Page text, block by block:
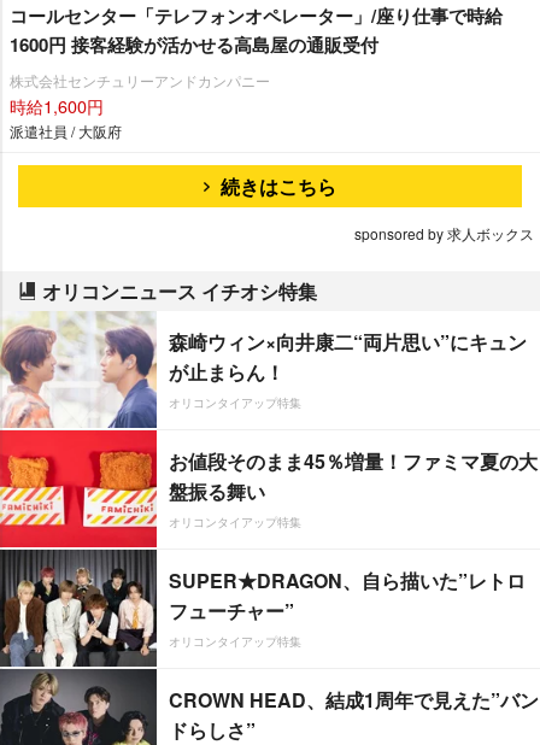
コールセンター「テレフォンオペレーター」/座り仕事で時給
1600円 接客経験が活かせる高島屋の通販受付
株式会社センチュリーアンドカンパニー
時給1,600円
派遣社員 / 大阪府
続きはこちら
sponsored by 求人ボックス
オリコンニュース イチオシ特集
森崎ウィン×向井康二“両片思い”にキュン
が止まらん！
オリコンタイアップ特集
お値段そのまま45％増量！ファミマ夏の大
盤振る舞い
オリコンタイアップ特集
SUPER★DRAGON、自ら描いた”レトロ
フューチャー”
オリコンタイアップ特集
CROWN HEAD、結成1周年で見えた”バン
ドらしさ”